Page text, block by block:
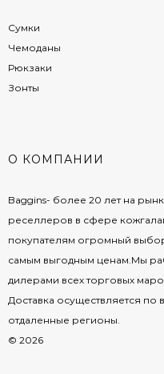
Сумки
Чемоданы
Рюкзаки
Зонты
О КОМПАНИИ
Baggins- более 20 лет на
реселлеров в сфере
покупателям огромный
самым выгодным ценам.Мы
дилерами всех торговых
Доставка осуществляется по
отдаленные регионы.
© 2026